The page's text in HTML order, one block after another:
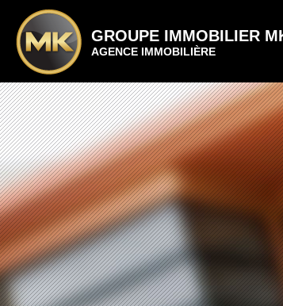
GROUPE IMMOBILIER
AGENCE IMMOBILIÈRE